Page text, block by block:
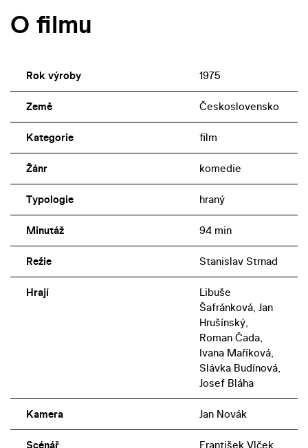
Oddechový film se – opět ve Strnadově režii – o tři roky
O filmu
Rok výroby 1975
Země Československo
Kategorie film
Žánr komedie
Typologie hraný
Minutáž 94 min
Režie Stanislav Strnad
Hrají
Libuše
Šafránková, Jan
Hrušínský,
Roman Čada,
Ivana Maříková,
Slávka Budínová,
Josef Bláha
Kamera Jan Novák